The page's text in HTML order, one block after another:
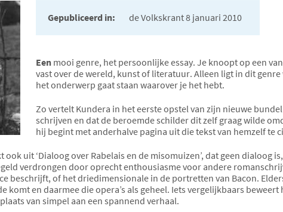
Gepubliceerd in: de Volkskrant 8 januari 2010
Een mooi genre, het persoonlijke essay. Je knoopt op een
vast over de wereld, kunst of literatuur. Alleen ligt in dit
het onderwerp gaat staan waarover je het hebt.
Zo vertelt Kundera in het eerste opstel van zijn nieuwe
schrijven en dat de beroemde schilder dit zelf graag wilde
hij begint met anderhalve pagina uit die tekst van hemzelf te
uit ‘Dialoog over Rabelais en de misomuizen’, dat geen dialoog
verdrongen door oprecht enthousiasme voor andere
beschrijft, of het driedimensionale in de portretten van Bacon.
komt en daarmee die opera’s als geheel. Iets vergelijkbaars
van simpel aan een spannend verhaal.